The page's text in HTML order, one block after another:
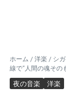
ホーム /洋楽 / シ
線で“人間の魂その
夜の音楽 洋楽